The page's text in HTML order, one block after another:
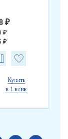
₽
₽
₽
Купить
в 1 клик